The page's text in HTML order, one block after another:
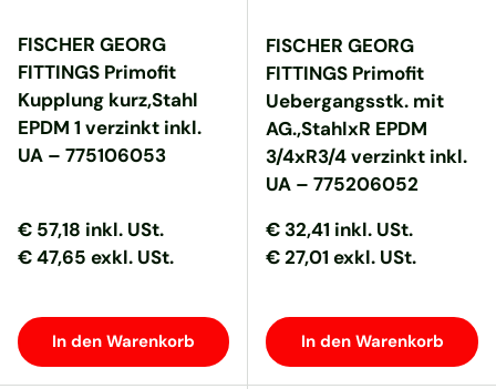
FISCHER GEORG
FITTINGS Primofit
Kupplung kurz,Stahl
EPDM 1 verzinkt inkl.
UA – 775106053
Normaler Preis
Normaler Preis
€ 57,18 inkl. USt.
€ 47,65 exkl. USt.
In den Warenkorb
FISCHER GEORG
FITTINGS Primofit
Uebergangsstk. mit
AG.,StahlxR EPDM
3/4xR3/4 verzinkt inkl.
UA – 775206052
Normaler Preis
Normaler Preis
€ 32,41 inkl. USt.
€ 27,01 exkl. USt.
In den Warenkorb